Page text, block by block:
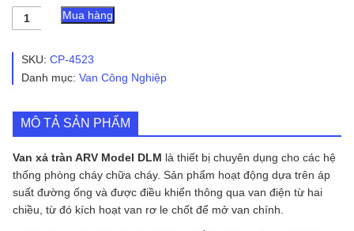
Van
xả
ARV
DLM
lượng
Mua hàng
SKU: CP-4523
Danh mục: Van Công Nghiệp
MÔ TẢ SẢN PHẨM
Van xả tràn ARV Model DLM là thiết bị chuyên dụng cho các hệ
thống phòng cháy chữa cháy. Sản phẩm hoạt động dựa trên áp
suất đường ống và được điều khiển thông qua van điện từ hai
chiều, từ đó kích hoạt van rơ le chốt để mở van chính.